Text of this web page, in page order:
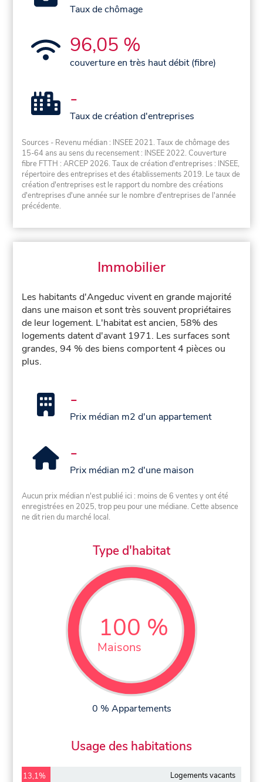
Taux de chômage
96,05 %
couverture en très haut débit (fibre)
-
Taux de création d'entreprises
Sources - Revenu médian : INSEE 2021. Taux de chômage des
15-64 ans au sens du recensement : INSEE 2022. Couverture
fibre FTTH : ARCEP 2026. Taux de création d'entreprises : INSEE,
répertoire des entreprises et des établissements 2019. Le taux de
création d'entreprises est le rapport du nombre des créations
d'entreprises d'une année sur le nombre d'entreprises de l'année
précédente.
Immobilier
Les habitants d'Angeduc vivent en grande majorité
dans une maison et sont très souvent propriétaires
de leur logement. L'habitat est ancien, 58% des
logements datent d'avant 1971. Les surfaces sont
grandes, 94 % des biens comportent 4 pièces ou
plus.
-
Prix médian m2 d'un appartement
-
Prix médian m2 d'une maison
Aucun prix médian n'est publié ici : moins de 6 ventes y ont été
enregistrées en 2025, trop peu pour une médiane. Cette absence
ne dit rien du marché local.
Type d'habitat
100 %
Maisons
0 % Appartements
Usage des habitations
13,1% Logements vacants